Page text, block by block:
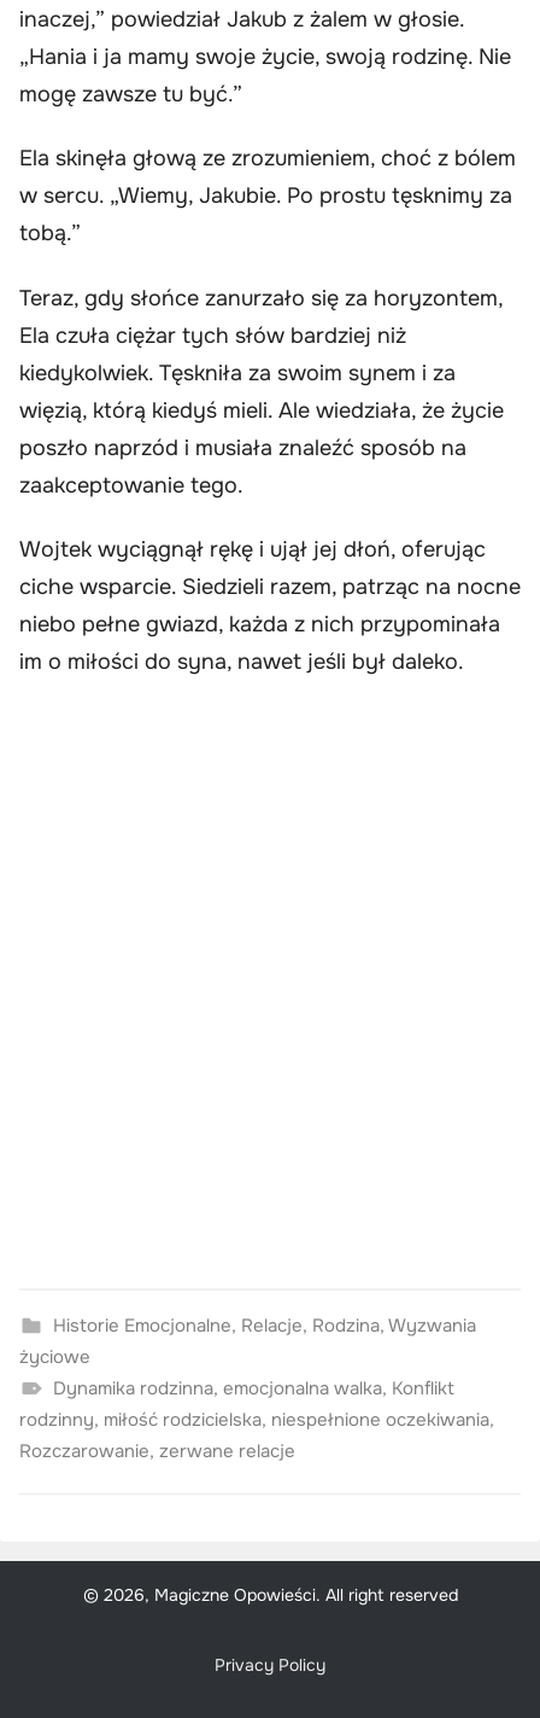
inaczej,” powiedział Jakub z żalem w głosie.
„Hania i ja mamy swoje życie, swoją rodzinę. Nie
mogę zawsze tu być.”
Ela skinęła głową ze zrozumieniem, choć z bólem
w sercu. „Wiemy, Jakubie. Po prostu tęsknimy za
tobą.”
Teraz, gdy słońce zanurzało się za horyzontem,
Ela czuła ciężar tych słów bardziej niż
kiedykolwiek. Tęskniła za swoim synem i za
więzią, którą kiedyś mieli. Ale wiedziała, że życie
poszło naprzód i musiała znaleźć sposób na
zaakceptowanie tego.
Wojtek wyciągnął rękę i ujął jej dłoń, oferując
ciche wsparcie. Siedzieli razem, patrząc na nocne
niebo pełne gwiazd, każda z nich przypominała
im o miłości do syna, nawet jeśli był daleko.
Historie Emocjonalne, Relacje, Rodzina, Wyzwania
życiowe
Dynamika rodzinna, emocjonalna walka, Konflikt
rodzinny, miłość rodzicielska, niespełnione oczekiwania,
Rozczarowanie, zerwane relacje
© 2026, Magiczne Opowieści. All right reserved
Privacy Policy